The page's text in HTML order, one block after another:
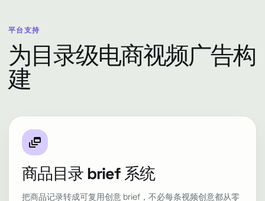
平台支持
为目录级电商视频广告构
建
dynamic_feed
商品目录 brief 系统
把商品记录转成可复用创意 brief，不必每条视频创意都从零